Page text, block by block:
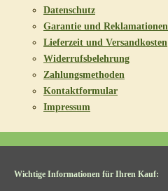
Datenschutz
Garantie und Reklamationen
Lieferzeit und Versandkosten
Widerrufsbelehrung
Zahlungsmethoden
Kontaktformular
Impressum
Wichtige Informationen für Ihren Kauf: